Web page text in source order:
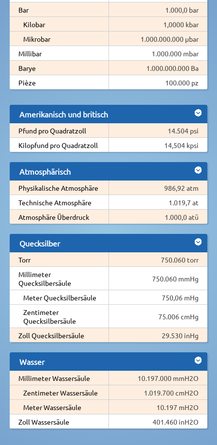
Bar
1.000,0 bar
Kilobar
1,0000 kbar
Mikrobar
1.000.000.000 µbar
Millibar
1.000.000 mbar
Barye
1.000.000.000 Ba
Pièze
100.000 pz
Amerikanisch und britisch
Pfund pro Quadratzoll
14.504 psi
Kilopfund pro Quadratzoll
14,504 kpsi
Atmosphärisch
Physikalische Atmosphäre
986,92 atm
Technische Atmosphäre
1.019,7 at
Atmosphäre Überdruck
1.000,0 atü
Quecksilber
Torr
750.060 torr
Millimeter
Quecksilbersäule
750.060 mmHg
Meter Quecksilbersäule
750,06 mHg
Zentimeter
Quecksilbersäule
75.006 cmHg
Zoll Quecksilbersäule 29.530 inHg
Wasser
Millimeter Wassersäule
10.197.000 mmH2O
Zentimeter Wassersäule
1.019.700 cmH2O
Meter Wassersäule
10.197 mH2O
Zoll Wassersäule
401.460 inH2O